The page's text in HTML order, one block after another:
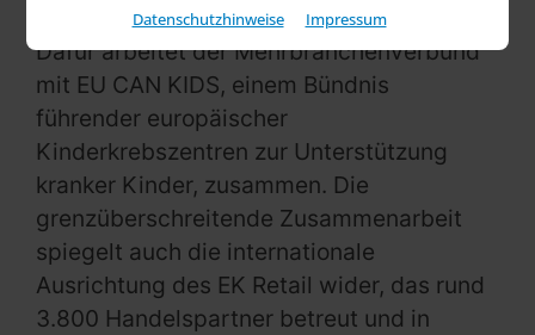
Datenschutzhinweise Impressum
Dafür arbeitet der Mehrbranchenverbund
mit EU CAN KIDS, einem Bündnis
führender europäischer
Kinderkrebszentren zur Unterstützung
kranker Kinder, zusammen. Die
grenzüberschreitende Zusammenarbeit
spiegelt auch die internationale
Ausrichtung des EK Retail wider, das rund
3.800 Handelspartner betreut und in